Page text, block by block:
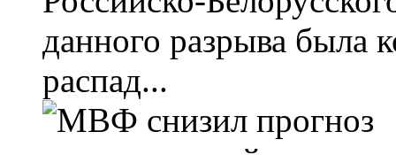
данного разрыва была
распад...